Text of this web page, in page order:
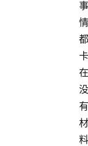
事
情
都
卡
在
没
有
材
料